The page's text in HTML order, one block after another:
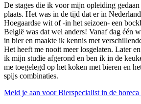
De stages die ik voor mijn opleiding
plaats. Het was in de tijd dat er in
Hoegaardse wit of -in het seizoen- een
België was dat wel anders! Vanaf dag één
in bier en maakte ik kennis met
Het heeft me nooit meer losgelaten. Later
ik mijn studie afgerond en ben ik in de
me toegelegd op het koken met bieren en
spijs combinaties.
Meld je aan voor Bierspecialist in de horeca